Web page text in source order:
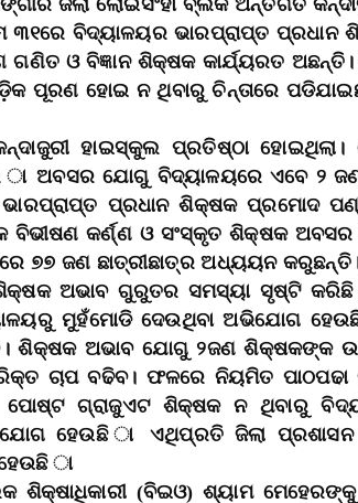
ଜିଲା ଲୋଇସିଂହା ବ୍ଲକ ଅନ୍ତର୍ଗତ
୩୧ରେ ବିଦ୍ୟାଳୟର ଭାରପ୍ରାପ୍ତ
ଗଣିତ ଓ ବିଜ୍ଞାନ ଶିକ୍ଷକ କାର୍ଯ୍ୟରତ
ପୂରଣ ହୋଇ ନ ଥିବାରୁ ଚିନ୍ତାରେ
ହାଇସ୍କୁଲ ପ୍ରତିଷ୍ଠା
ା ଅବସର ଯୋଗୁ ବିଦ୍ୟାଳୟରେ ଏବେ ୨ ଜଣ
ପ୍ରଧାନ ଶିକ୍ଷକ ପ୍ରମୋଦ
ବିଭୀଷଣ କର୍ଣ୍ଣ ଓ ସଂସ୍କୃତ ଶିକ୍ଷକ ଅବସର
୭୭ ଜଣ ଛାତ୍ରୀଛାତ୍ର ଅଧ୍ୟୟନ
ଅଭାବ ଗୁରୁତର ସମସ୍ୟା ସୃଷ୍ଟି
ମୁହଁମୋଡି ଦେଉଥିବା ଅଭିଯୋଗ
ଶିକ୍ଷକ ଅଭାବ ଯୋଗୁ ୨ଜଣ ଶିକ୍ଷକଙ୍କ
ଚାପ ବଢିବ। ଫଳରେ ନିୟମିତ ପାଠପଢା
ଗ୍ରାଜୁଏଟ ଶିକ୍ଷକ ନ ଥିବାରୁ
ହେଉଛି ା ଏଥିପ୍ରତି ଜିଲା
ହେଉଛି ା
ଶିକ୍ଷାଧିକାରୀ (ବିଇଓ) ଶ୍ୟାମ